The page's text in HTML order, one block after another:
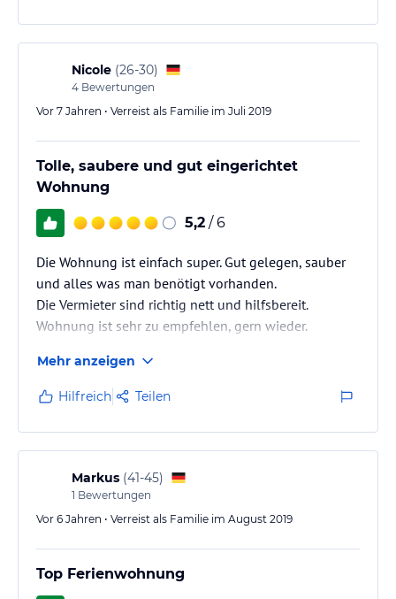
Nicole (26-30)
4 Bewertungen
Vor 7 Jahren • Verreist als Familie im Juli 2019
Tolle, saubere und gut eingerichtet
Wohnung
5,2 / 6
Die Wohnung ist einfach super. Gut gelegen, sauber
und alles was man benötigt vorhanden.
Die Vermieter sind richtig nett und hilfsbereit.
Wohnung ist sehr zu empfehlen, gern wieder.
Mehr anzeigen
Hilfreich Teilen
Markus (41-45)
1 Bewertungen
Vor 6 Jahren • Verreist als Familie im August 2019
Top Ferienwohnung